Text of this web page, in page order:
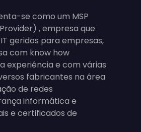
se como um MSP
, empresa que
geridos para empresas,
com know how
experiência e com várias
fabricantes na área
de redes
informática e
e certificados de